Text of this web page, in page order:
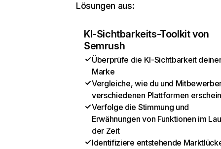
Lösungen aus:
KI-Sichtbarkeits-Toolkit von
Semrush
Überprüfe die KI-Sichtbarkeit
Marke
Vergleiche, wie du und
verschiedenen Plattformen
Verfolge die Stimmung und
Erwähnungen von Funktionen im
der Zeit
Identifiziere entstehende